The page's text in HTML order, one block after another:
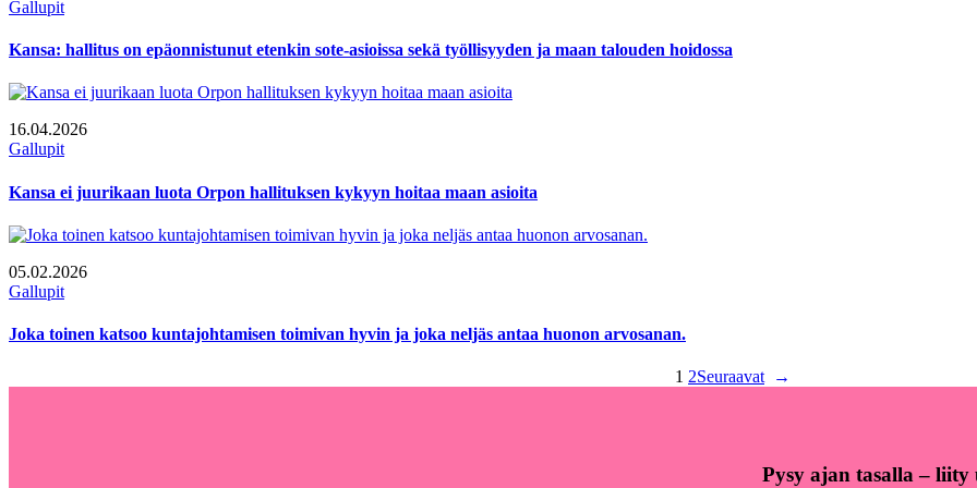
Gallupit
Kansa: hallitus on epäonnistunut etenkin sote-asioissa sekä työllisyyden ja maan talouden hoidossa
16.04.2026
Gallupit
Kansa ei juurikaan luota Orpon hallituksen kykyyn hoitaa maan asioita
05.02.2026
Gallupit
Joka toinen katsoo kuntajohtamisen toimivan hyvin ja joka neljäs antaa huonon arvosanan.
1 2Seuraavat →
Pysy ajan tasalla – liity